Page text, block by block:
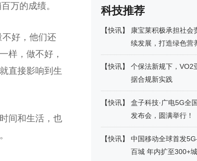
万的成绩。
不好，他们还
样，做不好，
直接影响到生
间和生活，也
科技推荐
【快讯】
康宝莱积极承担社会
续发展，打造绿色营
【快讯】
个保法新规下，VO2
据合规新实践
【快讯】
盒子科技·广电5G全
发布会，圆满举行！
【快讯】
中国移动全球首发
百城 年内扩至300+